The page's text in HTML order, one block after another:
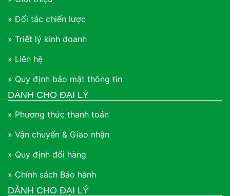
» Đối tác chiến lược
» Triết lý kinh doanh
» Liên hệ
» Quy định bảo mật thông tin
DÀNH CHO ĐẠI LÝ
» Phương thức thanh toán
» Vận chuyển & Giao nhận
» Quy định đổi hàng
» Chính sách Bảo hành
DÀNH CHO ĐẠI LÝ